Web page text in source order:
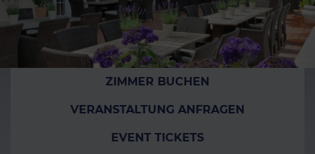
ZIMMER BUCHEN
VERANSTALTUNG ANFRAGEN
EVENT TICKETS